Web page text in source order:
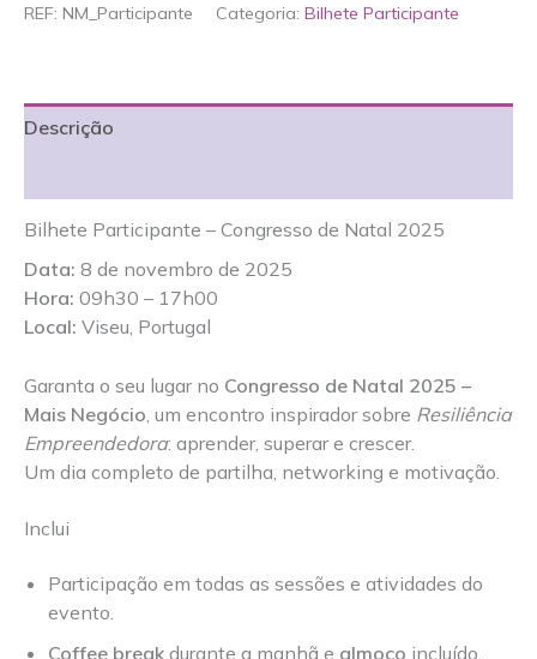
REF: NM_Participante Categoria: Bilhete Participante
Descrição
Bilhete Participante – Congresso de Natal 2025
Data: 8 de novembro de 2025
Hora: 09h30 – 17h00
Local: Viseu, Portugal
Garanta o seu lugar no Congresso de Natal 2025 –
Mais Negócio, um encontro inspirador sobre Resiliência
Empreendedora: aprender, superar e crescer.
Um dia completo de partilha, networking e motivação.
Inclui
Participação em todas as sessões e atividades do
evento.
Coffee break durante a manhã e almoço incluído.